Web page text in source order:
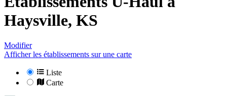
Haysville, KS
Modifier
Afficher les établissements sur une carte
Liste
Carte